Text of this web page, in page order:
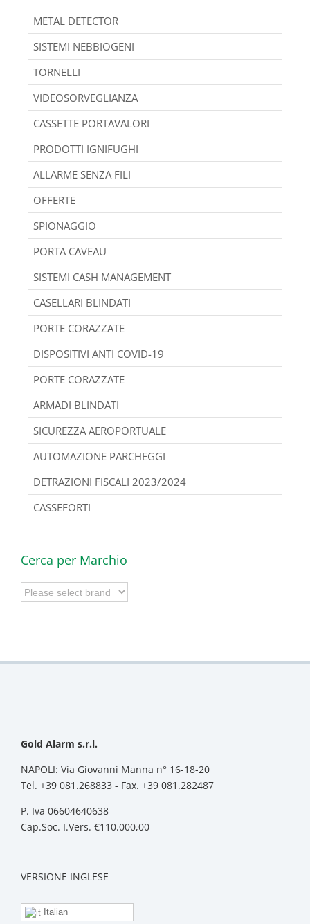
METAL DETECTOR
SISTEMI NEBBIOGENI
TORNELLI
VIDEOSORVEGLIANZA
CASSETTE PORTAVALORI
PRODOTTI IGNIFUGHI
ALLARME SENZA FILI
OFFERTE
SPIONAGGIO
PORTA CAVEAU
SISTEMI CASH MANAGEMENT
CASELLARI BLINDATI
PORTE CORAZZATE
DISPOSITIVI ANTI COVID-19
PORTE CORAZZATE
ARMADI BLINDATI
SICUREZZA AEROPORTUALE
AUTOMAZIONE PARCHEGGI
DETRAZIONI FISCALI 2023/2024
CASSEFORTI
Cerca per Marchio
Gold Alarm s.r.l.
NAPOLI: Via Giovanni Manna n° 16-18-20
Tel. +39 081.268833 - Fax. +39 081.282487
P. Iva 06604640638
Cap.Soc. I.Vers. €110.000,00
VERSIONE INGLESE
Italian